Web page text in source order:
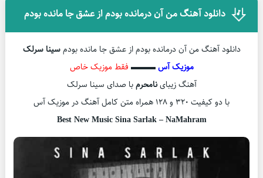
دانلود آهنگ من آن درمانده بودم از عشق جا مانده بودم
دانلود آهنگ من آن درمانده بودم از عشق جا مانده بودمسینا سرلک
موزیک آس▬▬▬ فقط موزیک خاص
آهنگ زیباینامحرمبا صدای سینا سرلک
با دو کیفیت ۳۲۰ و ۱۲۸ همراه متن کامل آهنگ در موزیک آس
Best New Music Sina Sarlak – NaMahram